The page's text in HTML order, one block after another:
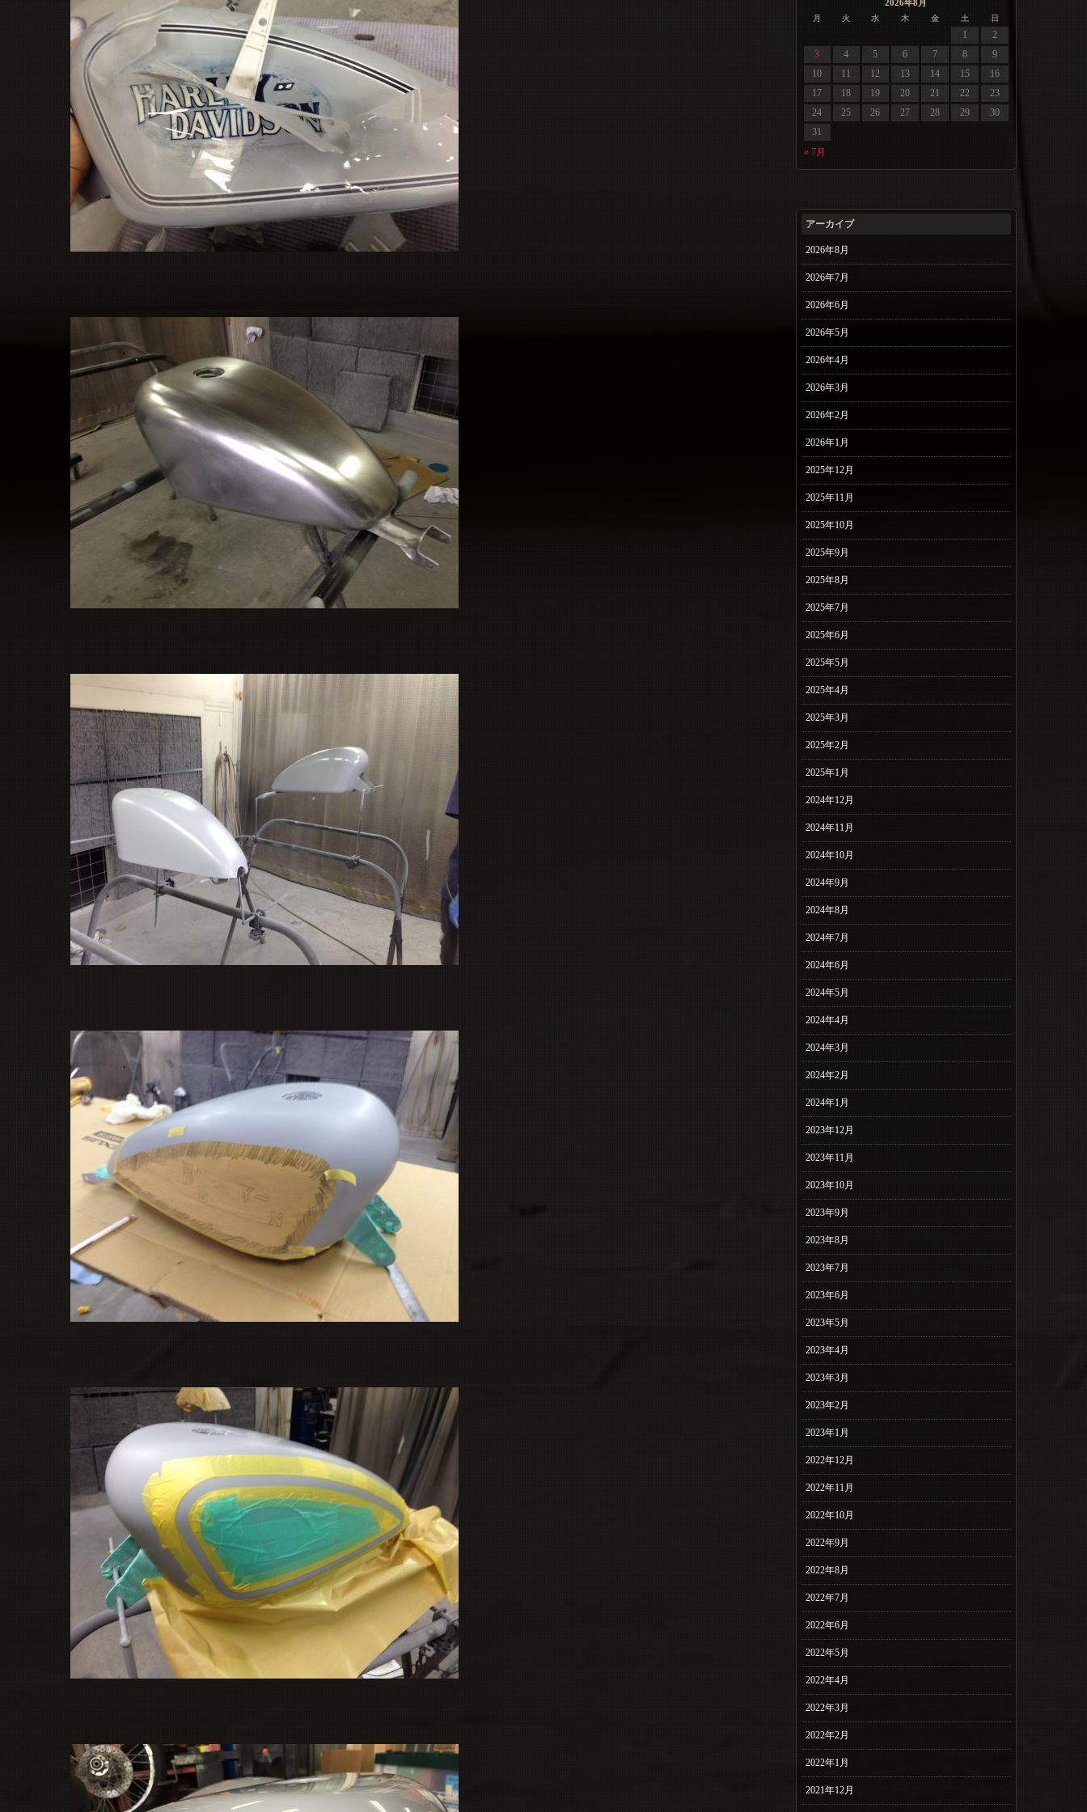
2026年8月
月 火 水 木 金 土 日
« 7月
1
2
3
4 5 6 7 8
9
10
11 12 13 14 15
16
17
18 19 20 21 22
23
24
25 26 27 28 29
30
31
アーカイブ
2026年8月
2026年7月
2026年6月
2026年5月
2026年4月
2026年3月
2026年2月
2026年1月
2025年12月
2025年11月
2025年10月
2025年9月
2025年8月
2025年7月
2025年6月
2025年5月
2025年4月
2025年3月
2025年2月
2025年1月
2024年12月
2024年11月
2024年10月
2024年9月
2024年8月
2024年7月
2024年6月
2024年5月
2024年4月
2024年3月
2024年2月
2024年1月
2023年12月
2023年11月
2023年10月
2023年9月
2023年8月
2023年7月
2023年6月
2023年5月
2023年4月
2023年3月
2023年2月
2023年1月
2022年12月
2022年11月
2022年10月
2022年9月
2022年8月
2022年7月
2022年6月
2022年5月
2022年4月
2022年3月
2022年2月
2022年1月
2021年12月